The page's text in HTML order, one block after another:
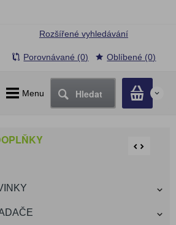
Menu Hledat 0
Rozšířené vyhledávání
Porovnávané (0) Oblíbené (0)